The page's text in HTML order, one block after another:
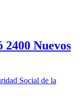
Nuevos